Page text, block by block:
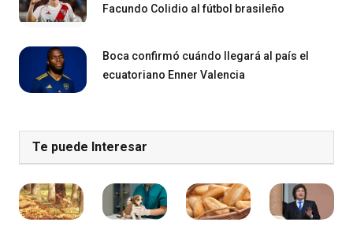
Facundo Colidio al fútbol brasileño
Boca confirmó cuándo llegará al país el
ecuatoriano Enner Valencia
Te puede Interesar